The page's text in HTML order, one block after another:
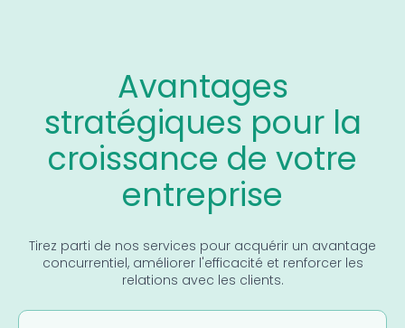
Avantages
stratégiques pour la
croissance de votre
entreprise
Tirez parti de nos services pour acquérir un avantage
concurrentiel, améliorer l'efficacité et renforcer les
relations avec les clients.